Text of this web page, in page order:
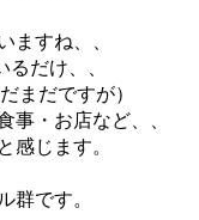
ますね、、
だけ、、
まだですが）
事・お店など、、
感じます。
群です。